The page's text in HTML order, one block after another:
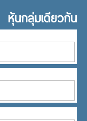
หุ้นกลุ่มเดียวกัน